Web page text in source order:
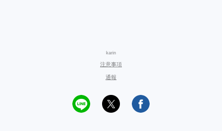
karin
注意事項
通報